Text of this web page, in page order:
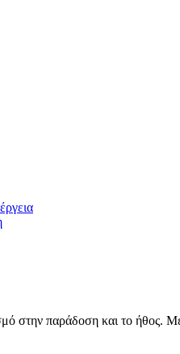
στην παράδοση και το ήθος.